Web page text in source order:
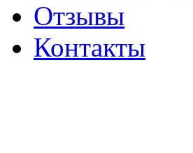
Отзывы
Контакты